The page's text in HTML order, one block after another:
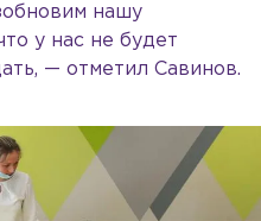
нашу
у нас не будет
— отметил Савинов.